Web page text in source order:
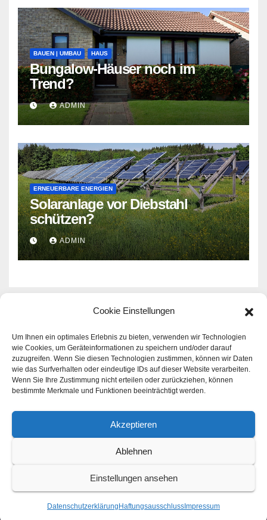
Cookie Einstellungen
Um Ihnen ein optimales Erlebnis zu bieten, verwenden wir Technologien
wie Cookies, um Geräteinformationen zu speichern und/oder darauf
zuzugreifen. Wenn Sie diesen Technologien zustimmen, können wir Daten
wie das Surfverhalten oder eindeutige IDs auf dieser Website verarbeiten.
Wenn Sie Ihre Zustimmung nicht erteilen oder zurückziehen, können
bestimmte Merkmale und Funktionen beeinträchtigt werden.
Akzeptieren
Ablehnen
Einstellungen ansehen
Datenschutzerklärung Haftungsausschluss Impressum
BAUEN | UMBAU HAUS
Bungalow-Häuser noch im
Trend?
ADMIN
ERNEUERBARE ENERGIEN
Solaranlage vor Diebstahl
schützen?
ADMIN
Rund um das Thema Haus -
Familie - Geld
Aktuelle Infos zu den Themen Haus - Familie - Geld |